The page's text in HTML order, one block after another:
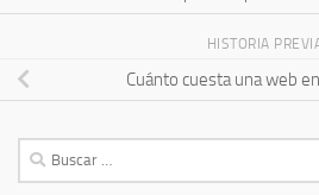
HISTORIA
Cuánto cuesta una web
Buscar: